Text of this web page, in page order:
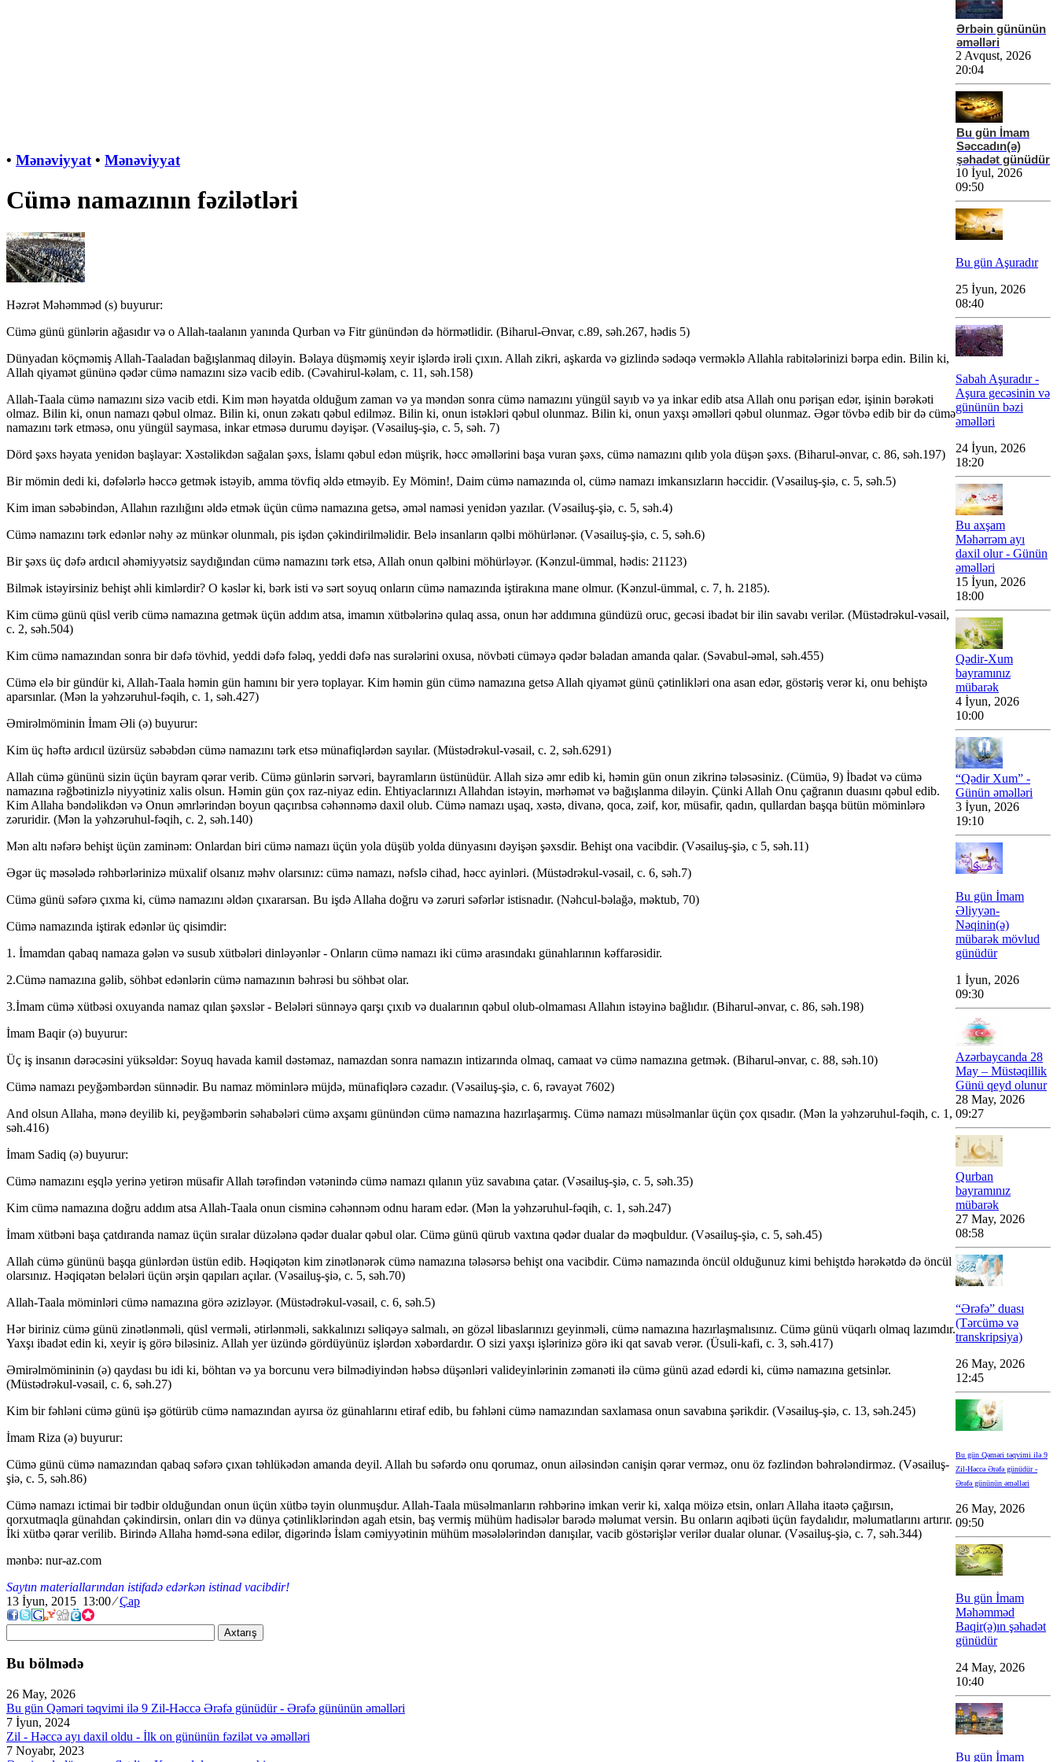
• Mənəviyyat • Mənəviyyat
Cümə namazının fəzilətləri
Həzrət Məhəmməd (s) buyurur:
Cümə günü günlərin ağasıdır və o Allah-taalanın yanında Qurban və Fitr günündən də hörmətlidir. (Biharul-Ənvar, c.89, səh.267, hədis 5)
Dünyadan köçməmiş Allah-Taaladan bağışlanmaq diləyin. Bəlaya düşməmiş xeyir işlərdə irəli çıxın. Allah zikri, aşkarda və gizlində sədəqə verməklə Allahla rabitələrinizi bərpa edin. Bilin ki,
Allah qiyamət gününə qədər cümə namazını sizə vacib edib. (Cəvahirul-kəlam, c. 11, səh.158)
Allah-Taala cümə namazını sizə vacib etdi. Kim mən həyatda olduğum zaman və ya məndən sonra cümə namazını yüngül sayıb və ya inkar edib atsa Allah onu pərişan edər, işinin bərəkəti
olmaz. Bilin ki, onun namazı qəbul olmaz. Bilin ki, onun zəkatı qəbul edilməz. Bilin ki, onun istəkləri qəbul olunmaz. Bilin ki, onun yaxşı əməlləri qəbul olunmaz. Əgər tövbə edib bir də cümə
namazını tərk etməsə, onu yüngül saymasa, inkar etməsə durumu dəyişər. (Vəsailuş-şiə, c. 5, səh. 7)
Dörd şəxs həyata yenidən başlayar: Xəstəlikdən sağalan şəxs, İslamı qəbul edən müşrik, həcc əməllərini başa vuran şəxs, cümə namazını qılıb yola düşən şəxs. (Biharul-ənvar, c. 86, səh.197)
Bir mömin dedi ki, dəfələrlə həccə getmək istəyib, amma tövfiq əldə etməyib. Ey Mömin!, Daim cümə namazında ol, cümə namazı imkansızların həccidir. (Vəsailuş-şiə, c. 5, səh.5)
Kim iman səbəbindən, Allahın razılığını əldə etmək üçün cümə namazına getsə, əməl naməsi yenidən yazılar. (Vəsailuş-şiə, c. 5, səh.4)
Cümə namazını tərk edənlər nəhy əz münkər olunmalı, pis işdən çəkindirilməlidir. Belə insanların qəlbi möhürlənər. (Vəsailuş-şiə, c. 5, səh.6)
Bir şəxs üç dəfə ardıcıl əhəmiyyətsiz saydığından cümə namazını tərk etsə, Allah onun qəlbini möhürləyər. (Kənzul-ümmal, hədis: 21123)
Bilmək istəyirsiniz behişt əhli kimlərdir? O kəslər ki, bərk isti və sərt soyuq onların cümə namazında iştirakına mane olmur. (Kənzul-ümmal, c. 7, h. 2185).
Kim cümə günü qüsl verib cümə namazına getmək üçün addım atsa, imamın xütbələrinə qulaq assa, onun hər addımına gündüzü oruc, gecəsi ibadət bir ilin savabı verilər. (Müstədrəkul-vəsail,
c. 2, səh.504)
Kim cümə namazından sonra bir dəfə tövhid, yeddi dəfə fələq, yeddi dəfə nas surələrini oxusa, növbəti cüməyə qədər bəladan amanda qalar. (Səvabul-əməl, səh.455)
Cümə elə bir gündür ki, Allah-Taala həmin gün hamını bir yerə toplayar. Kim həmin gün cümə namazına getsə Allah qiyamət günü çətinlikləri ona asan edər, göstəriş verər ki, onu behiştə
aparsınlar. (Mən la yəhzəruhul-fəqih, c. 1, səh.427)
Əmirəlmöminin İmam Əli (ə) buyurur:
Kim üç həftə ardıcıl üzürsüz səbəbdən cümə namazını tərk etsə münafiqlərdən sayılar. (Müstədrəkul-vəsail, c. 2, səh.6291)
Allah cümə gününü sizin üçün bayram qərar verib. Cümə günlərin sərvəri, bayramların üstünüdür. Allah sizə əmr edib ki, həmin gün onun zikrinə tələsəsiniz. (Cümüə, 9) İbadət və cümə
namazına rəğbətinizlə niyyətiniz xalis olsun. Həmin gün çox raz-niyaz edin. Ehtiyaclarınızı Allahdan istəyin, mərhəmət və bağışlanma diləyin. Çünki Allah Onu çağranın duasını qəbul edib.
Kim Allaha bəndəlikdən və Onun əmrlərindən boyun qaçırıbsa cəhənnəmə daxil olub. Cümə namazı uşaq, xəstə, divanə, qoca, zəif, kor, müsafir, qadın, qullardan başqa bütün möminlərə
zəruridir. (Mən la yəhzəruhul-fəqih, c. 2, səh.140)
Mən altı nəfərə behişt üçün zaminəm: Onlardan biri cümə namazı üçün yola düşüb yolda dünyasını dəyişən şəxsdir. Behişt ona vacibdir. (Vəsailuş-şiə, c 5, səh.11)
Əgər üç məsələdə rəhbərlərinizə müxalif olsanız məhv olarsınız: cümə namazı, nəfslə cihad, həcc ayinləri. (Müstədrəkul-vəsail, c. 6, səh.7)
Cümə günü səfərə çıxma ki, cümə namazını əldən çıxararsan. Bu işdə Allaha doğru və zəruri səfərlər istisnadır. (Nəhcul-bəlağə, məktub, 70)
Cümə namazında iştirak edənlər üç qisimdir:
1. İmamdan qabaq namaza gələn və susub xütbələri dinləyənlər - Onların cümə namazı iki cümə arasındakı günahlarının kəffarəsidir.
2.Cümə namazına gəlib, söhbət edənlərin cümə namazının bəhrəsi bu söhbət olar.
3.İmam cümə xütbəsi oxuyanda namaz qılan şəxslər - Belələri sünnəyə qarşı çıxıb və dualarının qəbul olub-olmaması Allahın istəyinə bağlıdır. (Biharul-ənvar, c. 86, səh.198)
İmam Baqir (ə) buyurur:
Üç iş insanın dərəcəsini yüksəldər: Soyuq havada kamil dəstəmaz, namazdan sonra namazın intizarında olmaq, camaat və cümə namazına getmək. (Biharul-ənvar, c. 88, səh.10)
Cümə namazı peyğəmbərdən sünnədir. Bu namaz möminlərə müjdə, münafiqlərə cəzadır. (Vəsailuş-şiə, c. 6, rəvayət 7602)
And olsun Allaha, mənə deyilib ki, peyğəmbərin səhabələri cümə axşamı günündən cümə namazına hazırlaşarmış. Cümə namazı müsəlmanlar üçün çox qısadır. (Mən la yəhzəruhul-fəqih, c. 1,
səh.416)
İmam Sadiq (ə) buyurur:
Cümə namazını eşqlə yerinə yetirən müsafir Allah tərəfindən vətənində cümə namazı qılanın yüz savabına çatar. (Vəsailuş-şiə, c. 5, səh.35)
Kim cümə namazına doğru addım atsa Allah-Taala onun cisminə cəhənnəm odnu haram edər. (Mən la yəhzəruhul-fəqih, c. 1, səh.247)
İmam xütbəni başa çatdıranda namaz üçün sıralar düzələnə qədər dualar qəbul olar. Cümə günü qürub vaxtına qədər dualar də məqbuldur. (Vəsailuş-şiə, c. 5, səh.45)
Allah cümə gününü başqa günlərdən üstün edib. Həqiqətən kim zinətlənərək cümə namazına tələsərsə behişt ona vacibdir. Cümə namazında öncül olduğunuz kimi behiştdə hərəkətdə də öncül
olarsınız. Həqiqətən belələri üçün ərşin qapıları açılar. (Vəsailuş-şiə, c. 5, səh.70)
Allah-Taala möminləri cümə namazına görə əzizləyər. (Müstədrəkul-vəsail, c. 6, səh.5)
Hər biriniz cümə günü zinətlənməli, qüsl verməli, ətirlənməli, sakkalınızı səliqəyə salmalı, ən gözəl libaslarınızı geyinməli, cümə namazına hazırlaşmalısınız. Cümə günü vüqarlı olmaq lazımdır.
Yaxşı ibadət edin ki, xeyir iş görə biləsiniz. Allah yer üzündə gördüyünüz işlərdən xəbərdardır. O sizi yaxşı işlərinizə görə iki qat savab verər. (Üsuli-kafi, c. 3, səh.417)
Əmirəlmömininin (ə) qaydası bu idi ki, böhtan və ya borcunu verə bilmədiyindən həbsə düşənləri valideyinlərinin zəmanəti ilə cümə günü azad edərdi ki, cümə namazına getsinlər.
(Müstədrəkul-vəsail, c. 6, səh.27)
Kim bir fəhləni cümə günü işə götürüb cümə namazından ayırsa öz günahlarını etiraf edib, bu fəhləni cümə namazından saxlamasa onun savabına şərikdir. (Vəsailuş-şiə, c. 13, səh.245)
İmam Riza (ə) buyurur:
Cümə günü cümə namazından qabaq səfərə çıxan təhlükədən amanda deyil. Allah bu səfərdə onu qorumaz, onun ailəsindən canişin qərar verməz, onu öz fəzlindən bəhrələndirməz. (Vəsailuş-
şiə, c. 5, səh.86)
Cümə namazı ictimai bir tədbir olduğundan onun üçün xütbə təyin olunmuşdur. Allah-Taala müsəlmanların rəhbərinə imkan verir ki, xalqa möizə etsin, onları Allaha itaətə çağırsın,
qorxutmaqla günahdan çəkindirsin, onları din və dünya çətinliklərindən agah etsin, baş vermiş mühüm hadisələr barədə məlumat versin. Bu onların aqibəti üçün faydalıdır, məlumatlarını artırır.
İki xütbə qərar verilib. Birində Allaha həmd-səna edilər, digərində İslam cəmiyyətinin mühüm məsələlərindən danışılar, vacib göstərişlər verilər dualar olunar. (Vəsailuş-şiə, c. 7, səh.344)
mənbə: nur-az.com
Saytın materiallarından istifadə edərkən istinad vacibdir!
13 İyun, 2015 13:00⁄ Çap
Axtarış
Bu bölmədə
26 May, 2026
Bu gün Qəməri təqvimi ilə 9 Zil-Həccə Ərəfə günüdür - Ərəfə gününün əməlləri
7 İyun, 2024
Zil - Həccə ayı daxil oldu - İlk on gününün fəzilət və əməlləri
7 Noyabr, 2023
Ərbəin gününün
əməlləri
2 Avqust, 2026
20:04
Bu gün İmam
Səccadın(ə)
şəhadət günüdür
10 İyul, 2026
09:50
Bu gün Aşuradır
25 İyun, 2026
08:40
Sabah Aşuradır -
Aşura gecəsinin və
gününün bəzi
əməlləri
24 İyun, 2026
18:20
Bu axşam
Məhərrəm ayı
daxil olur - Günün
əməlləri
15 İyun, 2026
18:00
Qədir-Xum
bayramınız
mübarək
4 İyun, 2026
10:00
“Qədir Xum” -
Günün əməlləri
3 İyun, 2026
19:10
Bu gün İmam
Əliyyən-
Nəqinin(ə)
mübarək mövlud
günüdür
1 İyun, 2026
09:30
Azərbaycanda 28
May – Müstəqillik
Günü qeyd olunur
28 May, 2026
09:27
Qurban
bayramınız
mübarək
27 May, 2026
08:58
“Ərəfə” duası
(Tərcümə və
transkripsiya)
26 May, 2026
12:45
Bu gün Qəməri təqvimi ilə 9
Zil-Həccə Ərəfə günüdür -
Ərəfə gününün əməlləri
26 May, 2026
09:50
Bu gün İmam
Məhəmməd
Baqir(ə)ın şəhadət
günüdür
24 May, 2026
10:40
Bu gün İmam